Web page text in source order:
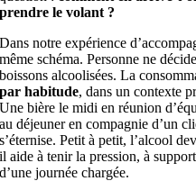
prendre le volant ?
Dans notre expérience
même schéma. Personne ne
boissons alcoolisées. La
par habitude, dans un contexte
Une bière le midi en réunion
au déjeuner en compagnie d’un
s’éternise. Petit à petit, l’alcool
il aide à tenir la pression, à
d’une journée chargée.